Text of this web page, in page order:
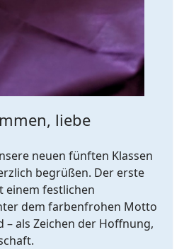
liebe
neuen fünften Klassen
begrüßen. Der erste
einem festlichen
dem farbenfrohen Motto
– als Zeichen der Hoffnung,